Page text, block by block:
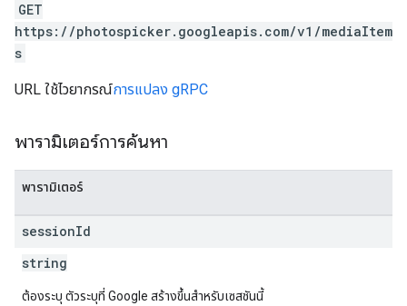
GET
https://photospicker.googleapis.com/v1/mediaItem
s
URL ใช้ไวยากรณ์การแปลง gRPC
พารามิเตอร์การค้นหา
พารามิเตอร์
sessionId
string
ต้องระบุ ตัวระบุที่ Google สร้างขึ้นสำหรับเซสชันนี้